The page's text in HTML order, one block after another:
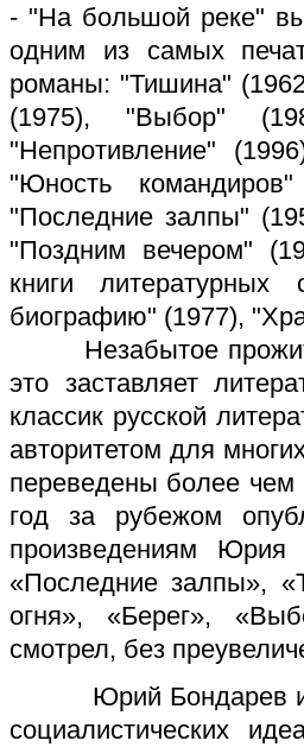
- "На большой реке"
одним из самых
романы: "Тишина"
(1975), "Выбор"
"Непротивление"
"Юность
"Последние залпы"
"Поздним вечером"
книги
биографию" (1977),
Незабытое
это заставляет
классик русской
авторитетом для
переведены более чем
год за рубежом
произведениям
«Последние залпы»,
огня», «Берег»,
смотрел, без
Юрий Бондарев и
социалистических